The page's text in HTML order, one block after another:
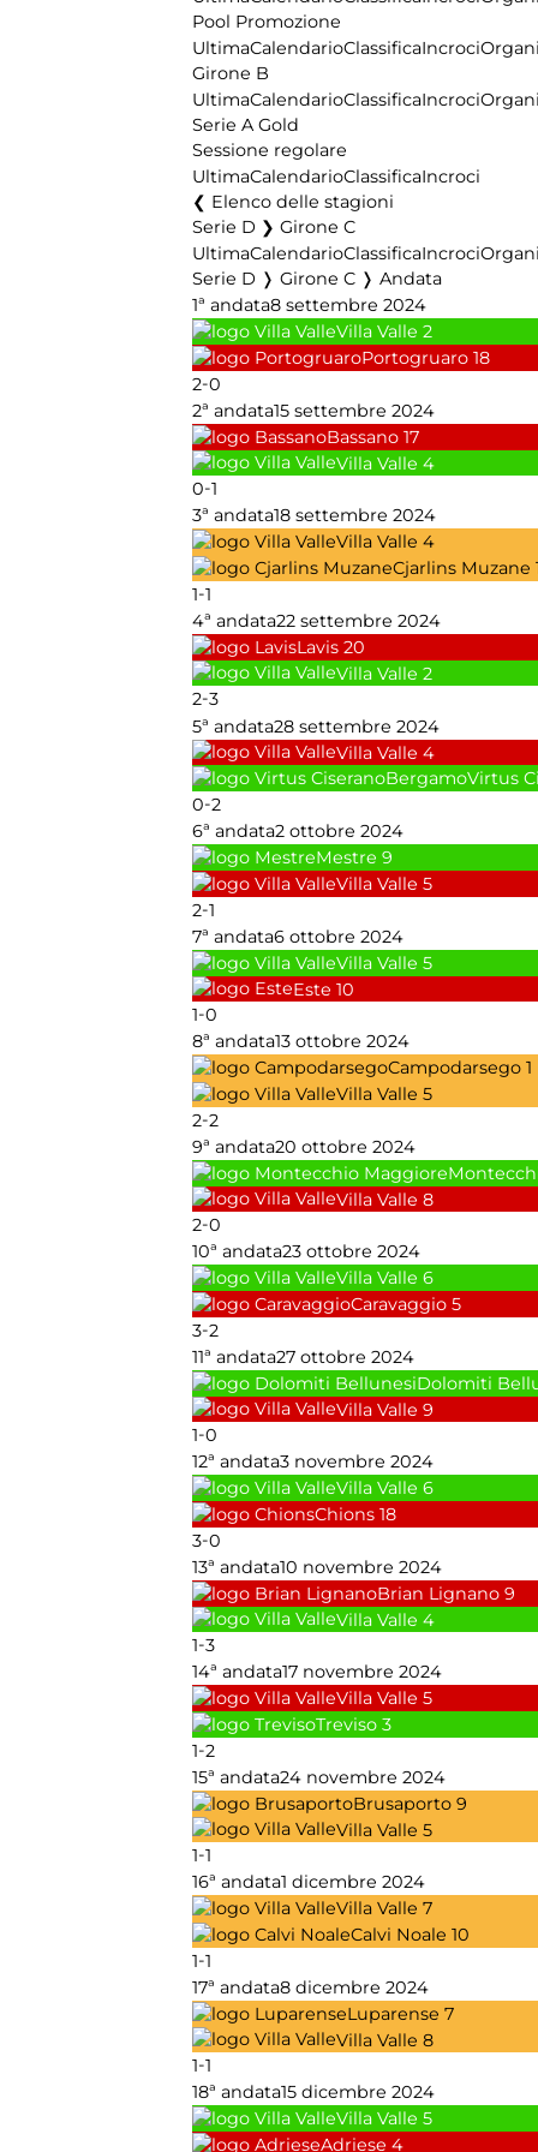
Pool Promozione
UltimaCalendarioClassificaIncroci
Girone B
UltimaCalendarioClassificaIncroci
Serie A Gold
Sessione regolare
UltimaCalendarioClassificaIncroci
Elenco delle stagioni
Serie D ❯ Girone C
UltimaCalendarioClassificaIncroci
Serie D ❭ Girone C ❭ Andata
1ª andata8 settembre 2024
Villa Valle 2
Portogruaro 18
2-0
2ª andata15 settembre 2024
Bassano 17
Villa Valle 4
0-1
3ª andata18 settembre 2024
Villa Valle 4
Cjarlins Muzane
1-1
4ª andata22 settembre 2024
Lavis 20
Villa Valle 2
2-3
5ª andata28 settembre 2024
Villa Valle 4
Virtus
0-2
6ª andata2 ottobre 2024
Mestre 9
Villa Valle 5
2-1
7ª andata6 ottobre 2024
Villa Valle 5
Este 10
1-0
8ª andata13 ottobre 2024
Campodarsego 1
Villa Valle 5
2-2
9ª andata20 ottobre 2024
Villa Valle 8
2-0
10ª andata23 ottobre 2024
Villa Valle 6
Caravaggio 5
3-2
11ª andata27 ottobre 2024
Dolomiti
Villa Valle 9
1-0
12ª andata3 novembre 2024
Villa Valle 6
Chions 18
3-0
13ª andata10 novembre 2024
Brian Lignano 9
Villa Valle 4
1-3
14ª andata17 novembre 2024
Villa Valle 5
Treviso 3
1-2
15ª andata24 novembre 2024
Brusaporto 9
Villa Valle 5
1-1
16ª andata1 dicembre 2024
Villa Valle 7
Calvi Noale 10
1-1
17ª andata8 dicembre 2024
Luparense 7
Villa Valle 8
1-1
18ª andata15 dicembre 2024
Villa Valle 5
Adriese 4